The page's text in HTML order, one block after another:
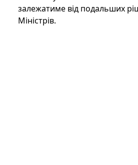
залежатиме від подальших
Міністрів.